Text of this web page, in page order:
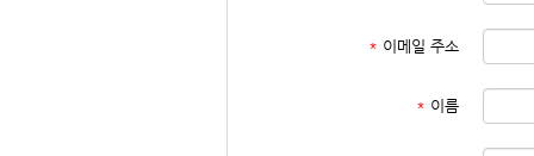
* 이메일 주소
* 이름